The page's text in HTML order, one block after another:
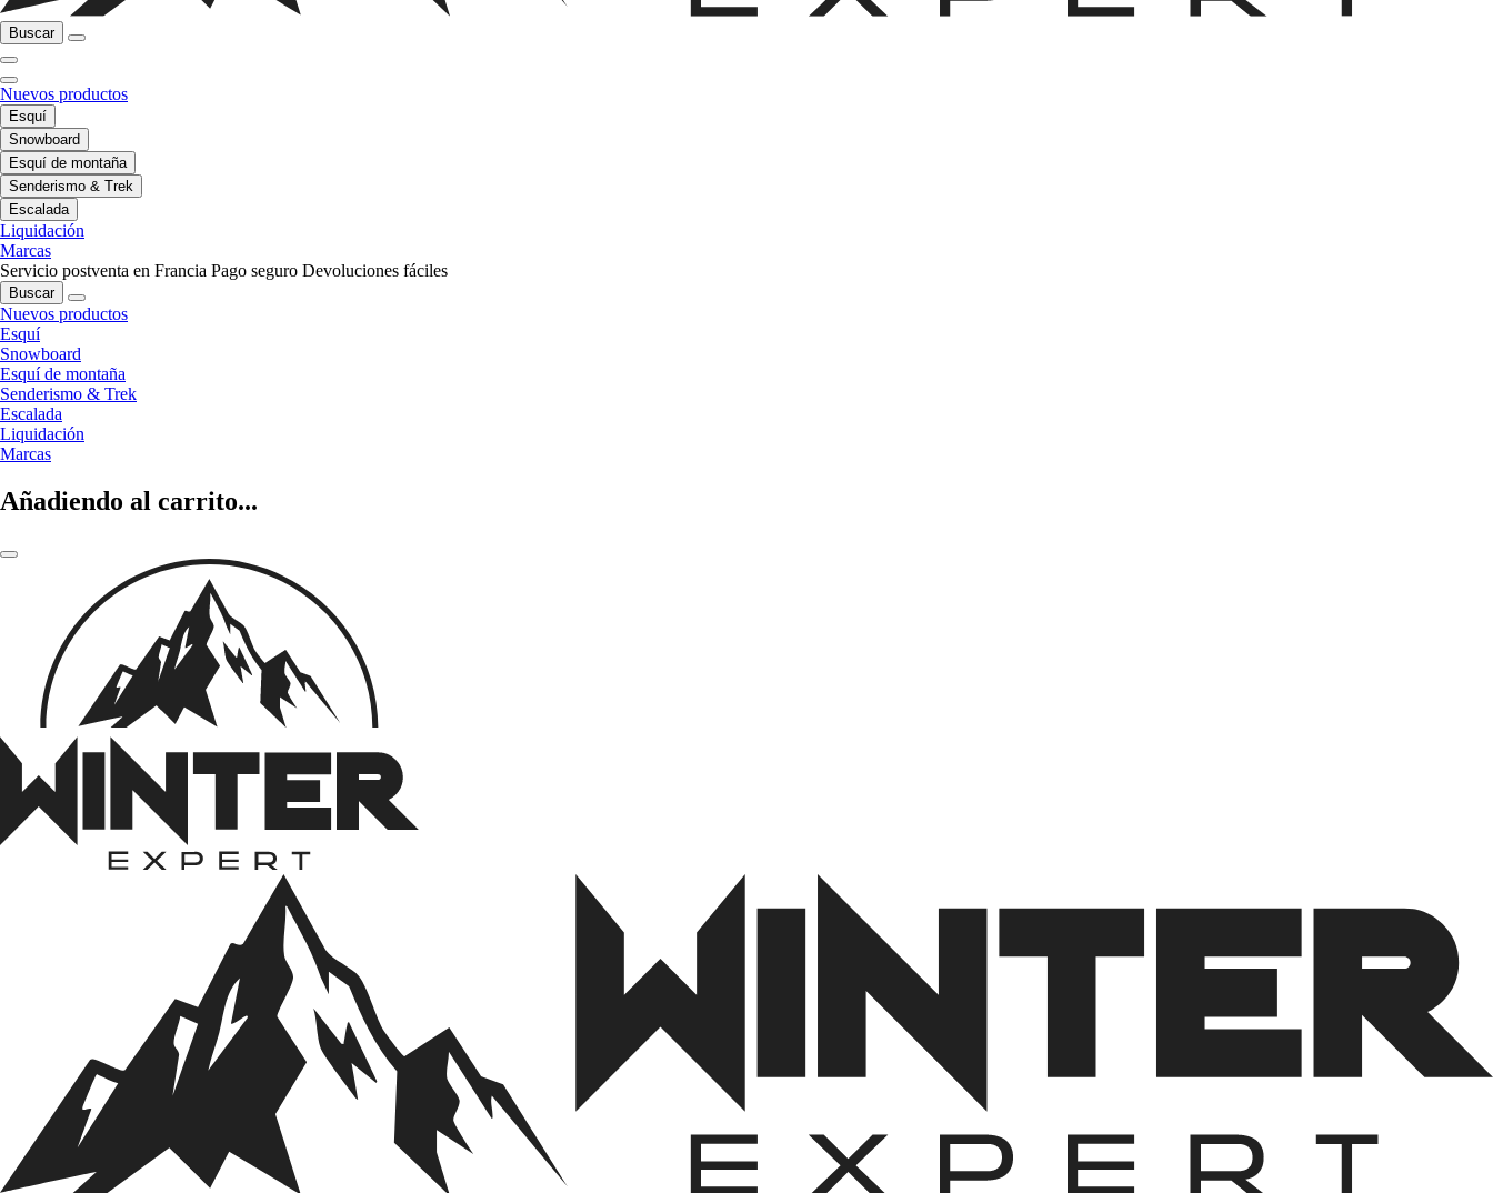
Buscar
Nuevos productos
Esquí
Snowboard
Esquí de montaña
Senderismo & Trek
Escalada
Liquidación
Marcas
Servicio postventa en Francia Pago seguro Devoluciones fáciles
Buscar
Nuevos productos
Esquí
Snowboard
Esquí de montaña
Senderismo & Trek
Escalada
Liquidación
Marcas
Añadiendo al carrito...